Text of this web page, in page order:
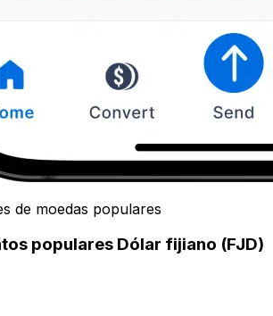
de moedas populares
populares Dólar fijiano (FJD)